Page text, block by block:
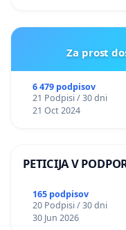
Za prost
6 479 podpisov
21 Podpisi / 30 dni
21 Oct 2024
PETICIJA V
165 podpisov
20 Podpisi / 30 dni
30 Jun 2026